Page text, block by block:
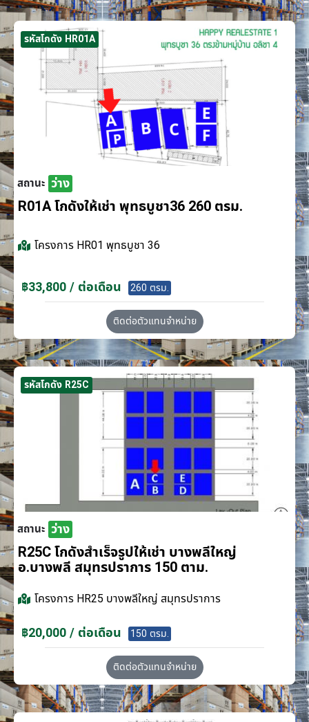
รหัสโกดัง HR01A
สถานะ ว่าง
R01A โกดังให้เช่า พุทธบูชา36 260 ตรม.
โครงการ HR01 พุทธบูชา 36
฿33,800 / ต่อเดือน 260 ตรม.
ติดต่อตัวแทนจำหน่าย
รหัสโกดัง R25C
สถานะ ว่าง
R25C โกดังสำเร็จรูปให้เช่า บางพลีใหญ่
อ.บางพลี สมุทรปราการ 150 ตาม.
โครงการ HR25 บางพลีใหญ่ สมุทรปราการ
฿20,000 / ต่อเดือน 150 ตรม.
ติดต่อตัวแทนจำหน่าย